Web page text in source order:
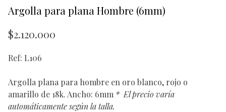
Argolla para plana Hombre (6mm)
$2.120.000
Ref: L106
Argolla plana para hombre en oro blanco, rojo o
amarillo de 18k. Ancho: 6mm * El precio varía
automáticamente según la talla.